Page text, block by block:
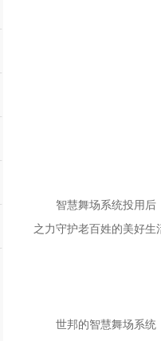
智慧舞场系统投用后，
之力守护老百姓的美好生
世邦的智慧舞场系统，